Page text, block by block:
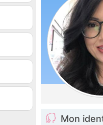
Mon